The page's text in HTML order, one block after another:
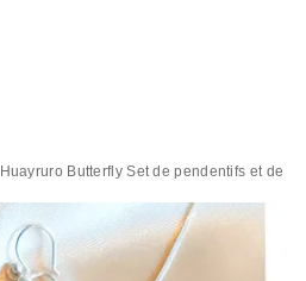
Huayruro Butterfly Set de pendentifs et de